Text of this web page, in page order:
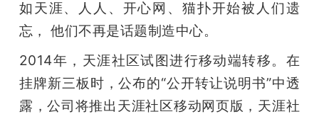
如天涯、人人、开心网、猫扑开始被人们遗
忘， 他们不再是话题制造中心。
2014年，天涯社区试图进行移动端转移。在
挂牌新三板时，公布的“公开转让说明书”中透
露，公司将推出天涯社区移动网页版，天涯社